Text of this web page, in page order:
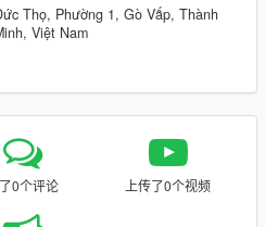
Thọ, Phường 1, Gò Vấp, Thành
Việt Nam
0个评论 上传了0个视频